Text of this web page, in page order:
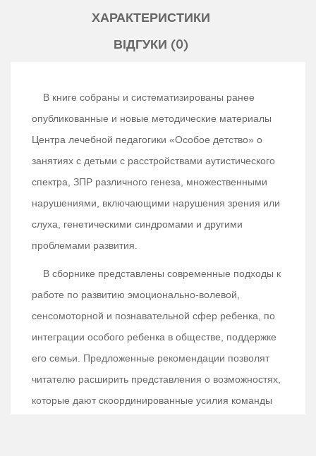
ХАРАКТЕРИСТИКИ
ВІДГУКИ (0)
В книге собраны и систематизированы ранее
опубликованные и новые методические материалы
Центра лечебной педагогики «Особое детство» о
занятиях с детьми с расстройствами аутистического
спектра, ЗПР различного генеза, множественными
нарушениями, включающими нарушения зрения или
слуха, генетическими синдромами и другими
проблемами развития.
В сборнике представлены современные подходы к
работе по развитию эмоционально-волевой,
сенсомоторной и познавательной сфер ребенка, по
интеграции особого ребенка в обществе, поддержке
его семьи. Предложенные рекомендации позволят
читателю расширить представления о возможностях,
которые дают скоординированные усилия команды